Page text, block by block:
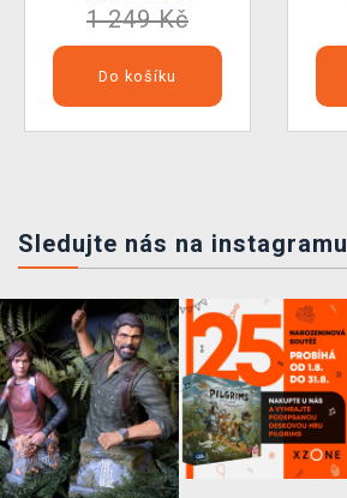
1 249 Kč
Do košíku
Sledujte nás na instagramu